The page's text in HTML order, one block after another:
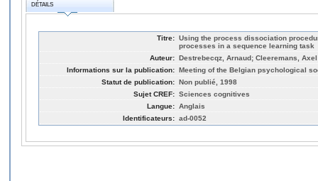
DÉTAILS
Titre: Using the process dissociation
processes in a sequence learning task
Auteur: Destrebecqz, Arnaud; Cleeremans, Axel
Informations sur la publication: Meeting of the Belgian psychological
Statut de publication: Non publié, 1998
Sujet CREF: Sciences cognitives
Langue: Anglais
Identificateurs: ad-0052